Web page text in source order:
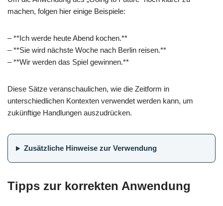
machen, folgen hier einige Beispiele:
– **Ich werde heute Abend kochen.**
– **Sie wird nächste Woche nach Berlin reisen.**
– **Wir werden das Spiel gewinnen.**
Diese Sätze veranschaulichen, wie die Zeitform in
unterschiedlichen Kontexten verwendet werden kann, um
zukünftige Handlungen auszudrücken.
Zusätzliche Hinweise zur Verwendung
Tipps zur korrekten Anwendung